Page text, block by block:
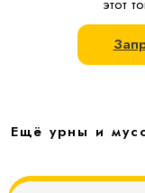
этот
Ещё урны и